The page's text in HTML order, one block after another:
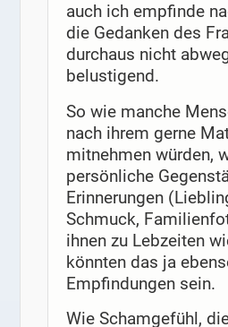
auch ich empfinde
die Gedanken des
durchaus nicht
belustigend.
So wie manche
nach ihrem gerne
mitnehmen würden,
persönliche
Erinnerungen
Schmuck,
ihnen zu Lebzeiten
könnten das ja
Empfindungen sein.
Wie Schamgefühl,